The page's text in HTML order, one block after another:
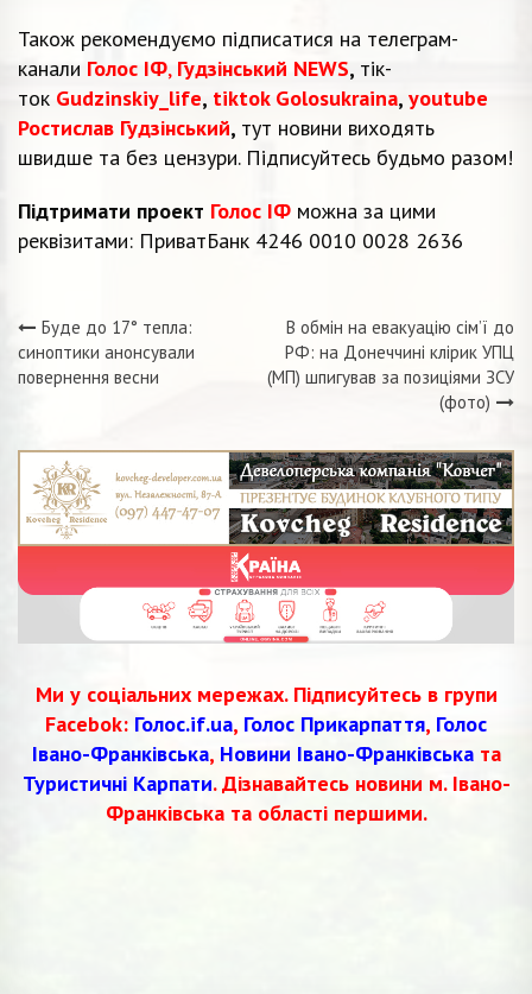
Також рекомендуємо підписатися на телеграм-
канали Голос ІФ, Гудзінський NEWS, тік-
ток Gudzinskiy_life, tiktok Golosukraina, youtube
Ростислав Гудзінський, тут новини виходять
швидше та без цензури. Підписуйтесь будьмо разом!
Підтримати проект Голос ІФ можна за цими
реквізитами: ПриватБанк 4246 0010 0028 2636
Навігація
Буде до 17° тепла:
синоптики анонсували
повернення весни
В обмін на евакуацію сім’ї до
РФ: на Донеччині клірик УПЦ
(МП) шпигував за позиціями ЗСУ
(фото)
Ми у соціальних мережах. Підписуйтесь в групи
Facebok: Голос.if.ua, Голос Прикарпаття, Голос
Івано-Франківська, Новини Івано-Франківськата
Туристичні Карпати. Дізнавайтесь новини м. Івано-
Франківська та області першими.